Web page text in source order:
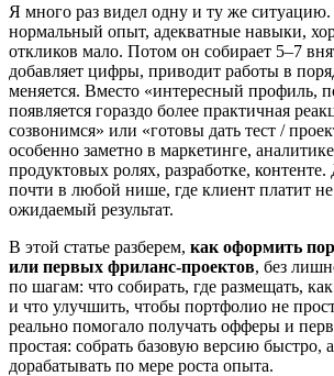
Я много раз видел одну и ту же ситуацию.
нормальный опыт, адекватные навыки,
откликов мало. Потом он собирает 5–7
добавляет цифры, приводит работы в
меняется. Вместо «интересный профиль,
появляется гораздо более практичная
созвонимся» или «готовы дать тест /
особенно заметно в маркетинге,
продуктовых ролях, разработке,
почти в любой нише, где клиент платит не
ожидаемый результат.
В этой статье разберем, как оформить
или первых фриланс-проектов, без
по шагам: что собирать, где размещать,
и что улучшить, чтобы портфолио не
реально помогало получать офферы и
простая: собрать базовую версию быстро,
дорабатывать по мере роста опыта.